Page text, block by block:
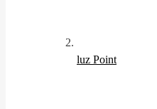
luz Point